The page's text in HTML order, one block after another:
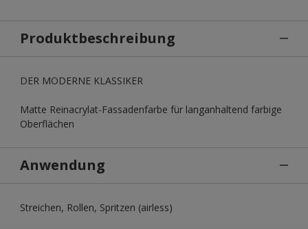
Produktbeschreibung
DER MODERNE KLASSIKER
Matte Reinacrylat-Fassadenfarbe für langanhaltend farbige
Oberflächen
Anwendung
Streichen, Rollen, Spritzen (airless)